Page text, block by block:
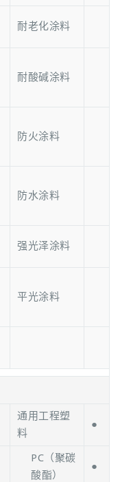
耐老化涂料
耐酸碱涂料
防火涂料
防水涂料
强光泽涂料
平光涂料
通用工程塑
料
●
PC（聚碳
酸酯）
●